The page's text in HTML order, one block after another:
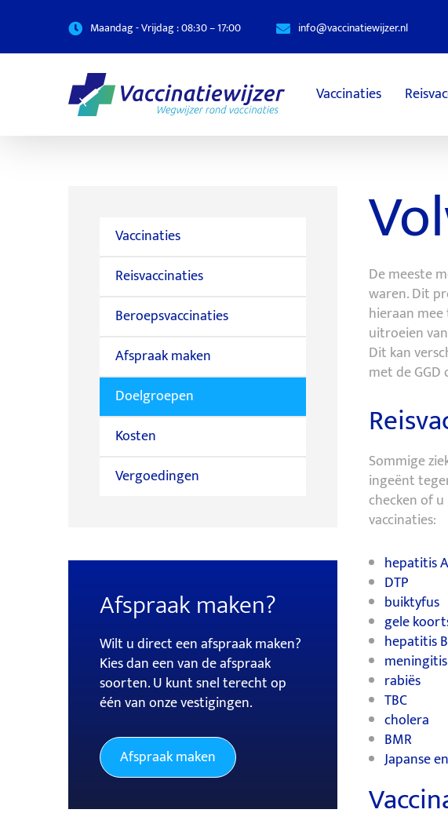
Maandag - Vrijdag : 08:30 – 17:00 info@vaccinatiewijzer.nl
Vaccinaties
De meeste
waren. Dit
hieraan
uitroeien
Dit kan
met de
Sommige
ingeënt
checken of
vaccinaties:
hepatitis A
DTP
buiktyfus
gele
hepatitis B
meningitis
rabiës
TBC
cholera
BMR
Japanse
Vaccinaties
Reisvaccinaties
Beroepsvaccinaties
Afspraak maken
Doelgroepen
Kosten
Vergoedingen
Afspraak maken?
Wilt u direct een afspraak maken?
Kies dan een van de afspraak
soorten. U kunt snel terecht op
één van onze vestigingen.
Afspraak maken